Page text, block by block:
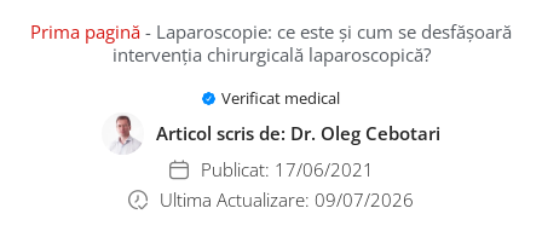
Prima pagină - Laparoscopie: ce este și cum se desfășoară
intervenția chirurgicală laparoscopică?
Verificat medical
Articol scris de: Dr. Oleg Cebotari
Publicat: 17/06/2021
Ultima Actualizare: 09/07/2026